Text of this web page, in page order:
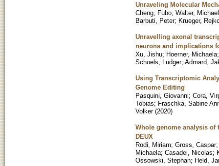
Unraveling Molecular
Cheng, Fubo; Walter, Michael
Barbuti, Peter; Krueger,
Unravelling axonal
neurons and implications
Xu, Jishu; Hoerner, Michaela
Schoels, Ludger; Admard,
Using Transcriptomic
Genome Editing
Pasquini, Giovanni; Cora,
Tobias; Fraschka, Sabine
Volker (2020)
Whole genome analysis of
DEUX
Rodi, Miriam; Gross, Caspar
Michaela; Casadei, Nicolas;
Ossowski, Stephan; Held,